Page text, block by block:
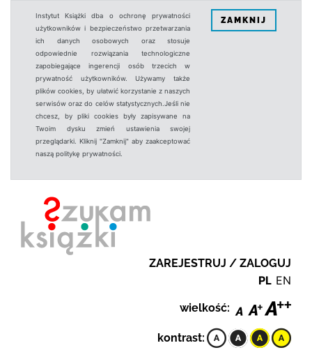
Instytut Książki dba o ochronę prywatności
użytkowników i bezpieczeństwo przetwarzania
ich danych osobowych oraz stosuje
odpowiednie rozwiązania technologiczne
zapobiegające ingerencji osób trzecich w
prywatność użytkowników. Używamy także
plików cookies, by ułatwić korzystanie z naszych
serwisów oraz do celów statystycznych.Jeśli nie
chcesz, by pliki cookies były zapisywane na
Twoim dysku zmień ustawienia swojej
przeglądarki. Kliknij "Zamknij" aby zaakceptować
naszą politykę prywatności.
ZAMKNIJ
ZAREJESTRUJ / ZALOGUJ
PL EN
wielkość:
kontrast: